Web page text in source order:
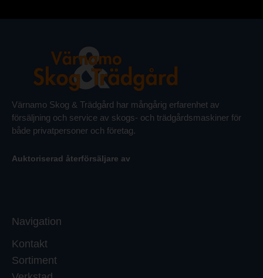
Värnamo Skog & Trädgård har mångårig erfarenhet av
försäljning och service av skogs- och trädgårdsmaskiner för
både privatpersoner och företag.
Auktoriserad återförsäljare av
Navigation
Kontakt
Sortiment